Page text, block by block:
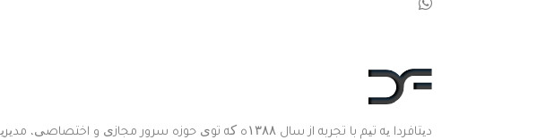
دیتافردا یه تیم با تجربه از سال ۱۳۸۸ه که توی حوزه سرور مجازی و